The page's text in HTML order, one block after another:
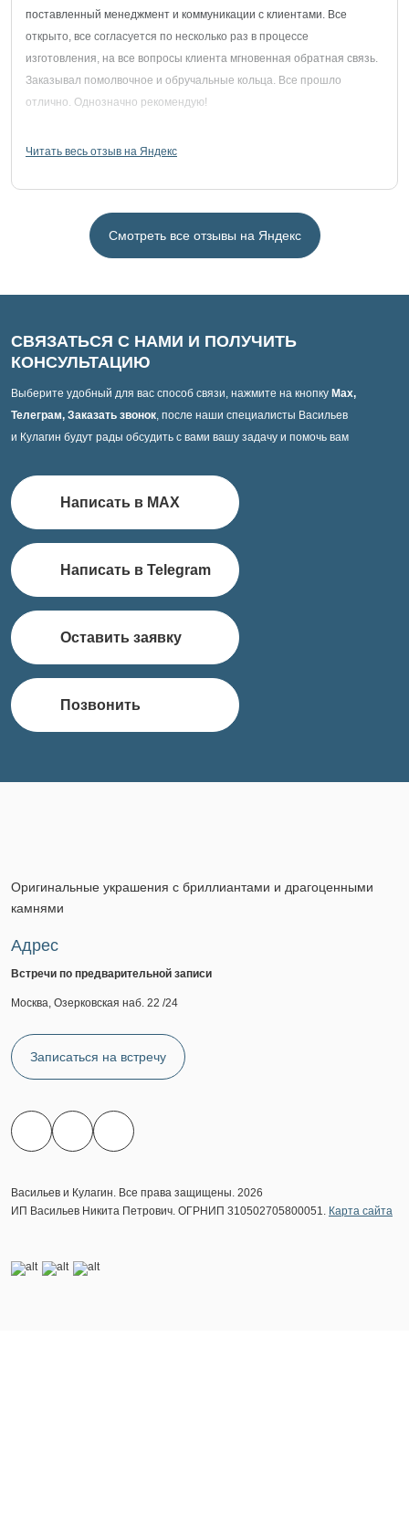
поставленный менеджмент и коммуникации с клиентами. Все
открыто, все согласуется по несколько раз в процессе
изготовления, на все вопросы клиента мгновенная обратная связь.
Заказывал помолвочное и обручальные кольца. Все прошло
отлично. Однозначно рекомендую!
Читать весь отзыв на Яндекс
Смотреть все отзывы на Яндекс
СВЯЗАТЬСЯ С НАМИ И ПОЛУЧИТЬ
КОНСУЛЬТАЦИЮ
Выберите удобный для вас способ связи, нажмите на кнопку Max,
Телеграм, Заказать звонок, после наши специалисты Васильев
и Кулагин будут рады обсудить с вами вашу задачу и помочь вам
Написать в MAX
Написать в Telegram
Оставить заявку
Позвонить
Оригинальные украшения с бриллиантами и драгоценными
камнями
Адрес
Встречи по предварительной записи
Москва, Озерковская наб. 22 /24
Записаться на встречу
Васильев и Кулагин. Все права защищены. 2026
ИП Васильев Никита Петрович. ОГРНИП 310502705800051. Карта сайта